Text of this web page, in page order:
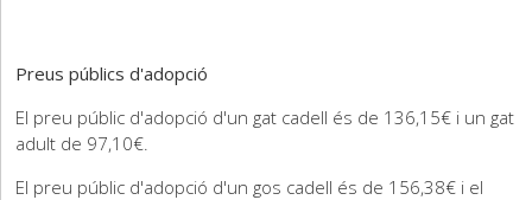
Preus públics d'adopció
El preu públic d'adopció d'un gat cadell és de 136,15€ i un gat
adult de 97,10€.
El preu públic d'adopció d'un gos cadell és de 156,38€ i el